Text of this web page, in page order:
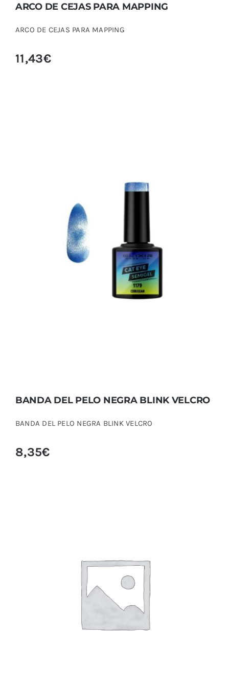
ARCO DE CEJAS PARA MAPPING
ARCO DE CEJAS PARA MAPPING
11,43€
BANDA DEL PELO NEGRA BLINK VELCRO
BANDA DEL PELO NEGRA BLINK VELCRO
BANDA DEL PELO NEGRA BLINK VELCRO
8,35€
BOLIGRAFO BLANCO PARA MAPPING
CEJAS